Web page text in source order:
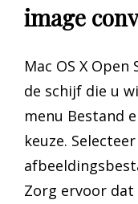
image
Mac OS X
de schijf die u
menu Bestand
keuze.
Zorg ervoor dat